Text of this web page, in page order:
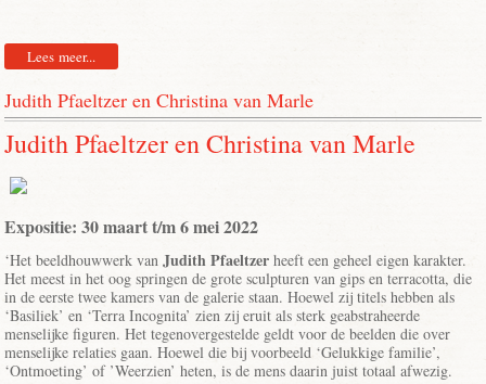
Lees meer...
Judith Pfaeltzer en Christina van Marle
Judith Pfaeltzer en Christina van Marle
Expositie: 30 maart t/m 6 mei 2022
‘Het beeldhouwwerk vanJudith Pfaeltzer heeft een geheel eigen karakter.
Het meest in het oog springen de grote sculpturen van gips en terracotta, die
in de eerste twee kamers van de galerie staan. Hoewel zij titels hebben als
‘Basiliek’ en ‘Terra Incognita’ zien zij eruit als sterk geabstraheerde
menselijke figuren. Het tegenovergestelde geldt voor de beelden die over
menselijke relaties gaan. Hoewel die bij voorbeeld ‘Gelukkige familie’,
‘Ontmoeting’ of ’Weerzien’ heten, is de mens daarin juist totaal afwezig.